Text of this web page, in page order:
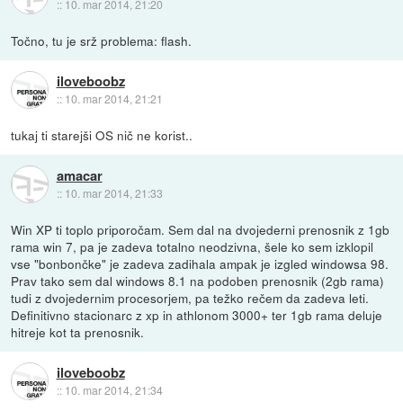
:: 10. mar 2014, 21:20
Točno, tu je srž problema: flash.
iloveboobz
:: 10. mar 2014, 21:21
tukaj ti starejši OS nič ne korist..
amacar
:: 10. mar 2014, 21:33
Win XP ti toplo priporočam. Sem dal na dvojederni prenosnik z 1gb
rama win 7, pa je zadeva totalno neodzivna, šele ko sem izklopil
vse "bonbončke" je zadeva zadihala ampak je izgled windowsa 98.
Prav tako sem dal windows 8.1 na podoben prenosnik (2gb rama)
tudi z dvojedernim procesorjem, pa težko rečem da zadeva leti.
Definitivno stacionarc z xp in athlonom 3000+ ter 1gb rama deluje
hitreje kot ta prenosnik.
iloveboobz
:: 10. mar 2014, 21:34